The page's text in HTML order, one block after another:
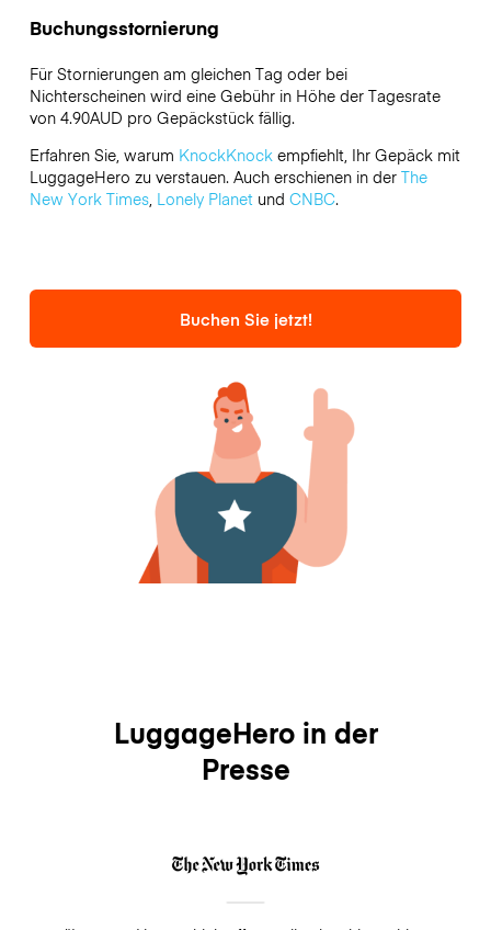
Buchungsstornierung
Für Stornierungen am gleichen Tag oder bei
Nichterscheinen wird eine Gebühr in Höhe der Tagesrate
von 4.90AUD pro Gepäckstück fällig.
Erfahren Sie, warum KnockKnockempfiehlt, Ihr Gepäck mit
LuggageHero zu verstauen. Auch erschienen in der The
New York Times, Lonely Planetund CNBC.
Buchen Sie jetzt!
LuggageHero in der
Presse